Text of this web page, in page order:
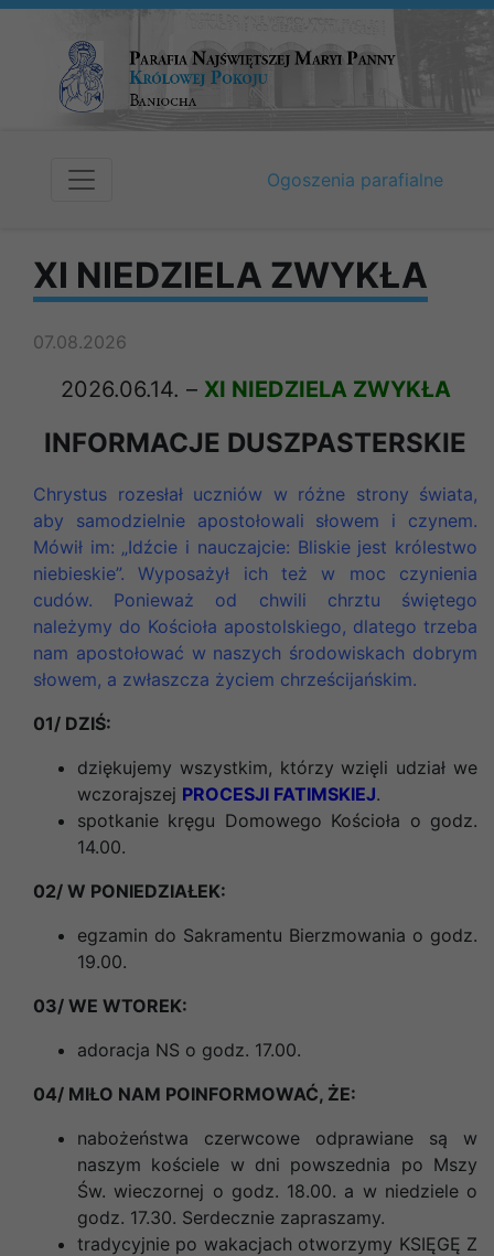
Ogoszenia parafialne
XI NIEDZIELA ZWYKŁA
07.08.2026
2026.06.14. – XI NIEDZIELA ZWYKŁA
INFORMACJE DUSZPASTERSKIE
Chrystus rozesłał uczniów w różne strony świata,
aby samodzielnie apostołowali słowem i czynem.
Mówił im: „Idźcie i nauczajcie: Bliskie jest królestwo
niebieskie”. Wyposażył ich też w moc czynienia
cudów. Ponieważ od chwili chrztu świętego
należymy do Kościoła apostolskiego, dlatego trzeba
nam apostołować w naszych środowiskach dobrym
słowem, a zwłaszcza życiem chrześcijańskim.
01/ DZIŚ:
dziękujemy wszystkim, którzy wzięli udział we
wczorajszej PROCESJI FATIMSKIEJ.
spotkanie kręgu Domowego Kościoła o godz.
14.00.
02/ W PONIEDZIAŁEK:
egzamin do Sakramentu Bierzmowania o godz.
19.00.
03/ WE WTOREK:
adoracja NS o godz. 17.00.
04/ MIŁO NAM POINFORMOWAĆ, ŻE:
nabożeństwa czerwcowe odprawiane są w
naszym kościele w dni powszednia po Mszy
Św. wieczornej o godz. 18.00. a w niedziele o
godz. 17.30. Serdecznie zapraszamy.
tradycyjnie po wakacjach otworzymy KSIĘGĘ Z